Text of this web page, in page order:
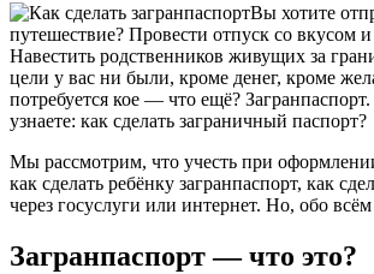
Вы хотите
путешествие? Провести отпуск со вкусом
Навестить родственников живущих за
цели у вас ни были, кроме денег, кроме
потребуется кое — что ещё?
узнаете: как сделать заграничный паспорт?
Мы рассмотрим, что учесть при
как сделать ребёнку загранпаспорт, как
через госуслуги или интернет. Но, обо
Загранпаспорт — что это?